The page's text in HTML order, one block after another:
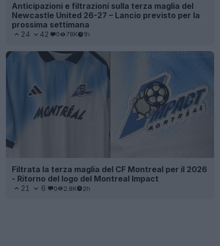
Anticipazioni e filtrazioni sulla terza maglia del
Newcastle United 26-27 – Lancio previsto per la
prossima settimana
24 42 0 78K 1h
Filtrata la terza maglia del CF Montreal per il 2026
- Ritorno del logo del Montreal Impact
21 6 0 2.8K 2h